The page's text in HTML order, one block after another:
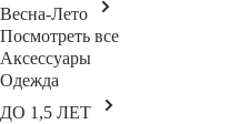
Весна-Лето
Посмотреть все
Аксессуары
Одежда
ДО 1,5 ЛЕТ